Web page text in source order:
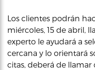
Los clientes podrán
miércoles, 15 de abril,
experto le ayudará a
cercana y lo orientará
citas, deberá de llamar